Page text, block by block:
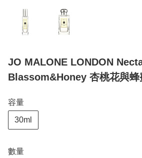
JO MALONE LONDON
Blassom&Honey 杏桃花與蜂
容量
30ml
數量